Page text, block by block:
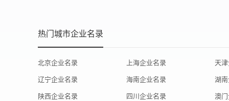
热门城市企业名录
北京企业名录 上海企业名录 天
辽宁企业名录 海南企业名录 湖
陕西企业名录 四川企业名录 澳